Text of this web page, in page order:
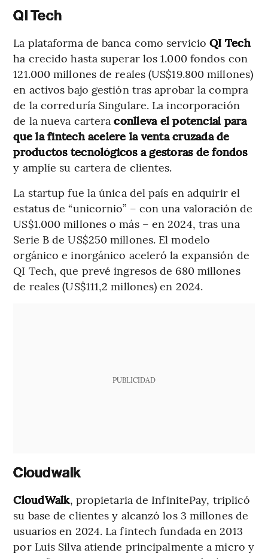
QI Tech
La plataforma de banca como servicioQI Tech
ha crecido hasta superar los 1.000 fondos con
121.000 millones de reales (US$19.800 millones)
en activos bajo gestión tras aprobar la compra
de la correduría Singulare. La incorporación
de la nueva carteraconlleva el potencial para
que la fintech acelere la venta cruzada de
productos tecnológicos a gestoras de fondos
y amplíe su cartera de clientes.
La startup fue la única del país en adquirir el
estatus de “unicornio” – con una valoración de
US$1.000 millones o más – en 2024, tras una
Serie B de US$250 millones. El modelo
orgánico e inorgánico aceleró la expansión de
QI Tech, que prevé ingresos de 680 millones
de reales (US$111,2 millones) en 2024.
PUBLICIDAD
Cloudwalk
CloudWalk, propietaria de InfinitePay, triplicó
su base de clientes y alcanzó los 3 millones de
usuarios en 2024. La fintech fundada en 2013
por Luis Silva atiende principalmente a micro y